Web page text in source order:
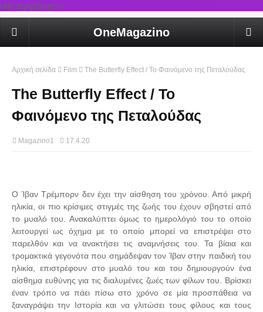
rel='stylesheet'/>
OneMagazino
Αρχική σελίδα Film The Butterfly Effect / Το Φαινόμενο της Πεταλούδας
The Butterfly Effect / Το
Φαινόμενο της Πεταλούδας
Magazino1 17.4.20
Ο Ίβαν Τρέμπορν δεν έχει την αίσθηση του χρόνου. Από μικρή
ηλικία, οι πιο κρίσιμες στιγμές της ζωής του έχουν σβηστεί από
το μυαλό του. Ανακαλύπτει όμως το ημερολόγιό του το οποίο
λειτουργεί ως όχημα με το οποίο μπορεί να επιστρέψει στο
παρελθόν και να ανακτήσει τις αναμνήσεις του. Τα βίαια και
τρομακτικά γεγονότα που σημάδεψαν τον Ίβαν στην παιδική του
ηλικία, επιστρέφουν στο μυαλό του και του δημιουργούν ένα
αίσθημα ευθύνης για τις διαλυμένες ζωές των φίλων του. Βρίσκει
έναν τρόπο να πάει πίσω στο χρόνο σε μία προσπάθεια να
ξαναγράψει την Ιστορία και να γλιτώσει τους φίλους και τους